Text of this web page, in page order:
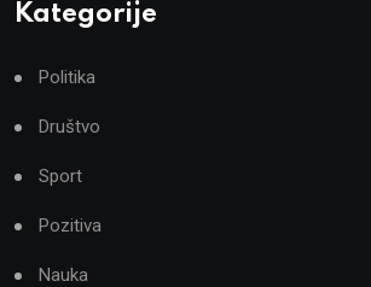
Kategorije
Politika
Društvo
Sport
Pozitiva
Nauka